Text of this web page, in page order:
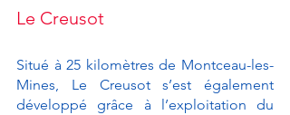
Le Creusot
Situé à 25 kilomètres de Montceau-les-
Mines, Le Creusot s’est également
développé grâce à l’exploitation du